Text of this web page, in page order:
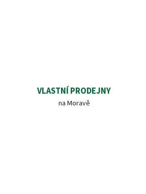
VLASTNÍ PRODEJNY
na Moravě